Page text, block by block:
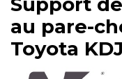
au pare-
Toyota